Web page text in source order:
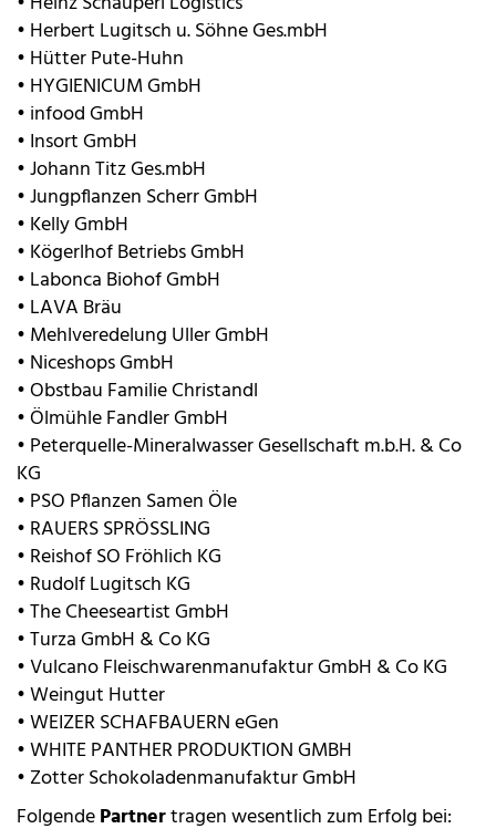
• Herbert Lugitsch u. Söhne Ges.mbH
• Hütter Pute-Huhn
• HYGIENICUM GmbH
• infood GmbH
• Insort GmbH
• Johann Titz Ges.mbH
• Jungpflanzen Scherr GmbH
• Kelly GmbH
• Kögerlhof Betriebs GmbH
• Labonca Biohof GmbH
• LAVA Bräu
• Mehlveredelung Uller GmbH
• Niceshops GmbH
• Obstbau Familie Christandl
• Ölmühle Fandler GmbH
• Peterquelle-Mineralwasser Gesellschaft m.b.H. & Co
KG
• PSO Pflanzen Samen Öle
• RAUERS SPRÖSSLING
• Reishof SO Fröhlich KG
• Rudolf Lugitsch KG
• The Cheeseartist GmbH
• Turza GmbH & Co KG
• Vulcano Fleischwarenmanufaktur GmbH & Co KG
• Weingut Hutter
• WEIZER SCHAFBAUERN eGen
• WHITE PANTHER PRODUKTION GMBH
• Zotter Schokoladenmanufaktur GmbH
FolgendePartnertragen wesentlich zum Erfolg bei: